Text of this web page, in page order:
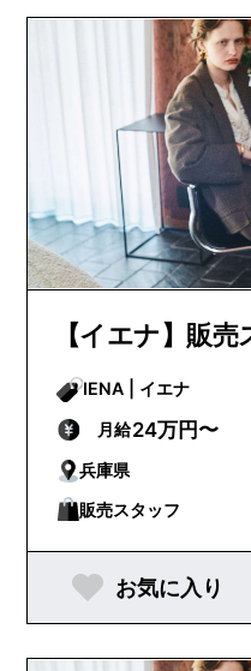
【イエナ】販
IENA | イエナ
月給24万円〜
兵庫県
販売スタッフ
お気に入り